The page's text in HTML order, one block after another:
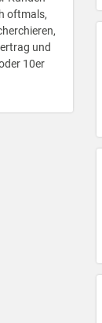
oftmals,
und
10er